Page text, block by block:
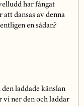
har fångat
att dansas av denna
en sådan?
laddade känslan
vi ner den och laddar